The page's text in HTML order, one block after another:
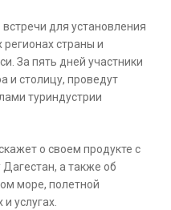
для установления
регионах страны и
За пять дней участники
и столицу, проведут
туриндустрии
о своем продукте с
а также об
море, полетной
услугах.